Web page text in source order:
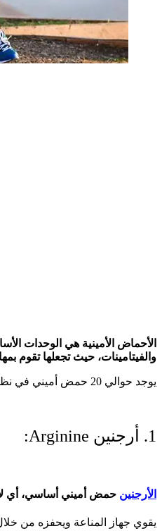
الأحماض الأمينية هي الوحدات
والفيتامينات، حيث تجعلها تقوم
يوجد حوالي 20 حمض أميني في نظامنا الغذائي، يتميز عدد منهم بفوائد كبيرة على الصحة و الجمال والقوة وهم بمتناول الجميع سواء عن طريق الطعام أو المكملات، لنتعرف عليهم و على فوائدهم:
1. أرجنين Arginine:
الأرجنين حمض أميني أساسي، أي لا
يقوي جهاز المناعة ويحفزه من